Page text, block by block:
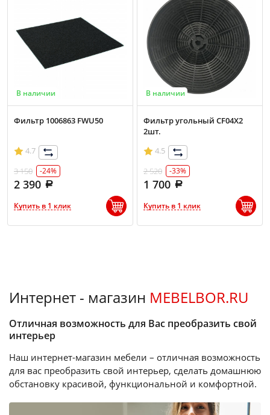
В наличии
Фильтр 1006863 FWU50
4.7
3 150
-24%
2 390
Купить в 1 клик
В наличии
Фильтр угольный CF04X2
2шт.
4.5
2 520
-33%
1 700
Купить в 1 клик
Интернет - магазин MEBELBOR.RU
Отличная возможность для Вас преобразить свой
интерьер
Наш интернет-магазин мебели – отличная возможность
для вас преобразить свой интерьер, сделать домашнюю
обстановку красивой, функциональной и комфортной.